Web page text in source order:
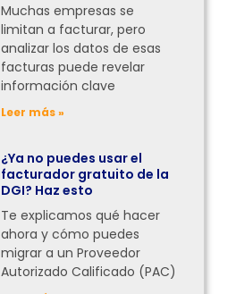
Muchas empresas se
limitan a facturar, pero
analizar los datos de esas
facturas puede revelar
información clave
Leer más »
¿Ya no puedes usar el
facturador gratuito de la
DGI? Haz esto
Te explicamos qué hacer
ahora y cómo puedes
migrar a un Proveedor
Autorizado Calificado (PAC)